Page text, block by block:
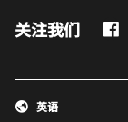
关注我们
英语